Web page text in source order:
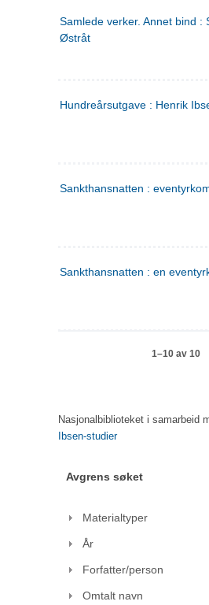
Samlede verker. Annet bind
Østråt
Hundreårsutgave : Henrik
Sankthansnatten :
Sankthansnatten : en
1–10 av 10
Nasjonalbiblioteket i samarbeid
Ibsen-studier
Avgrens søket
Materialtyper
År
Forfatter/person
Omtalt navn